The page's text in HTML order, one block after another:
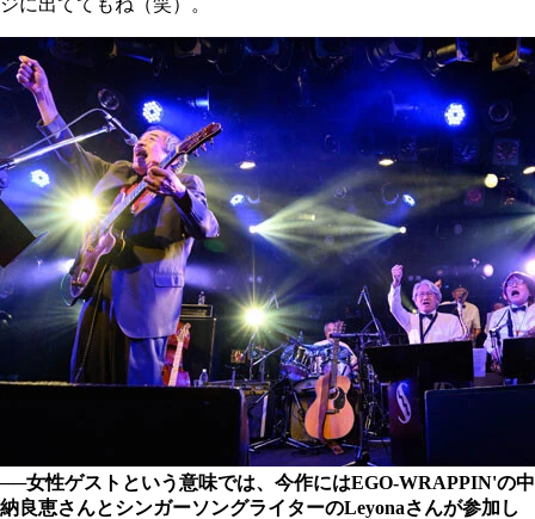
──女性ゲストという意味では、今作にはEGO-WRAPPIN'の中
納良恵さんとシンガーソングライターのLeyonaさんが参加し